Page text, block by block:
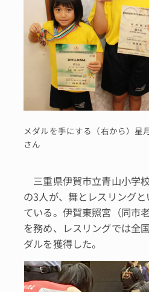
メダルを手にする（右から）星
さん
三重県伊賀市立青山小学
の3人が、舞とレスリング
ている。伊賀東照宮（同市
を務め、レスリングでは全
ダルを獲得した。